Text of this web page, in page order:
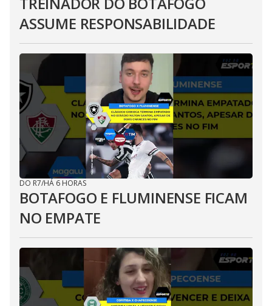
ASSUME RESPONSABILIDADE
DO R7/HÁ 6 HORAS
BOTAFOGO E FLUMINENSE FICAM
NO EMPATE